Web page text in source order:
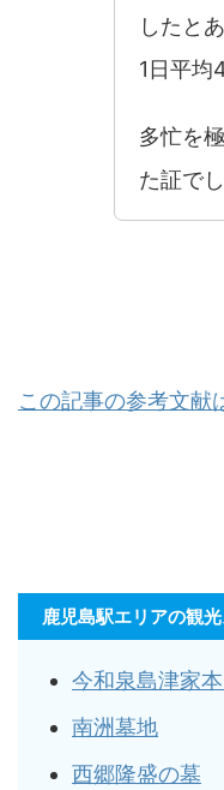
したと
1日平均
多忙を
た証で
この記事の参考文献
鹿児島駅エリアの観
今和泉島津家
南洲墓地
西郷隆盛の墓